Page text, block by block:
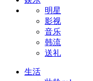
明星
影视
音乐
韩流
送礼
生活